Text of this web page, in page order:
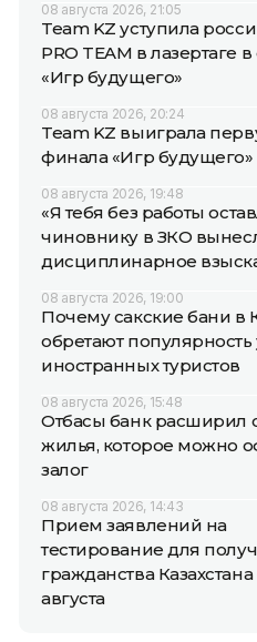
08 августа 2026, 21:05
Team KZ уступила
PRO TEAM в лазертаге
«Игр будущего»
08 августа 2026, 20:24
Team KZ выиграла
финала «Игр будущего»
08 августа 2026, 19:48
«Я тебя без работы
чиновнику в ЗКО
дисциплинарное
08 августа 2026, 19:00
Почему сакские бани в
обретают популярность
иностранных туристов
08 августа 2026, 15:48
Отбасы банк расширил
жилья, которое можно
залог
08 августа 2026, 14:43
Прием заявлений на
тестирование для
гражданства Казахстана
августа